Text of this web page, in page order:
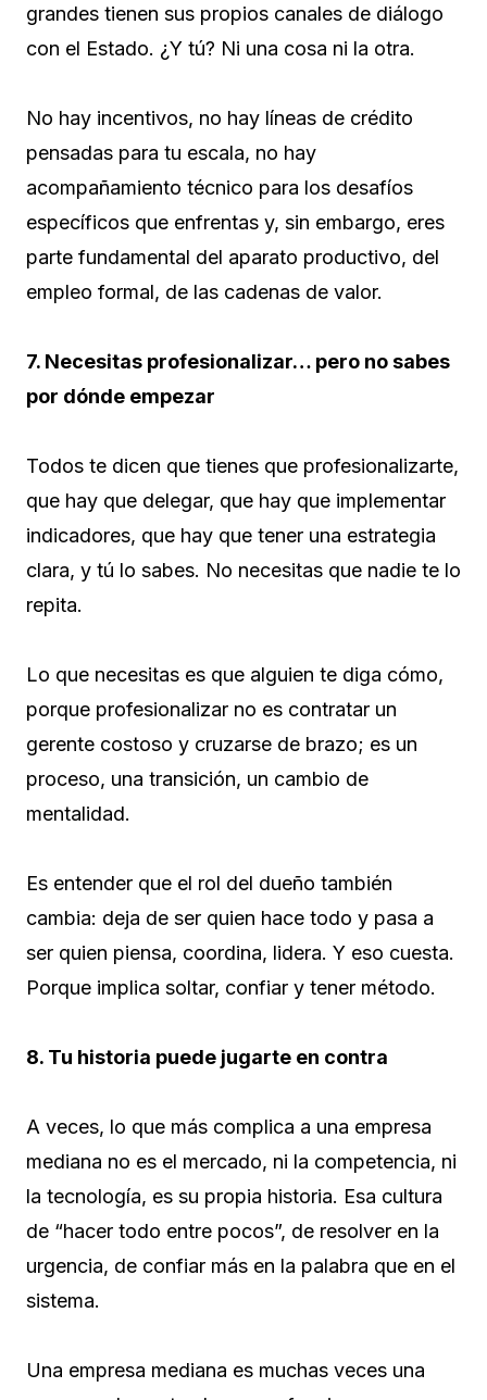
grandes tienen sus propios canales de diálogo
con el Estado. ¿Y tú? Ni una cosa ni la otra.
No hay incentivos, no hay líneas de crédito
pensadas para tu escala, no hay
acompañamiento técnico para los desafíos
específicos que enfrentas y, sin embargo, eres
parte fundamental del aparato productivo, del
empleo formal, de las cadenas de valor.
7. Necesitas profesionalizar… pero no sabes
por dónde empezar
Todos te dicen que tienes que profesionalizarte,
que hay que delegar, que hay que implementar
indicadores, que hay que tener una estrategia
clara, y tú lo sabes. No necesitas que nadie te lo
repita.
Lo que necesitas es que alguien te diga cómo,
porque profesionalizar no es contratar un
gerente costoso y cruzarse de brazo; es un
proceso, una transición, un cambio de
mentalidad.
Es entender que el rol del dueño también
cambia: deja de ser quien hace todo y pasa a
ser quien piensa, coordina, lidera. Y eso cuesta.
Porque implica soltar, confiar y tener método.
8. Tu historia puede jugarte en contra
A veces, lo que más complica a una empresa
mediana no es el mercado, ni la competencia, ni
la tecnología, es su propia historia. Esa cultura
de “hacer todo entre pocos”, de resolver en la
urgencia, de confiar más en la palabra que en el
sistema.
Una empresa mediana es muchas veces una